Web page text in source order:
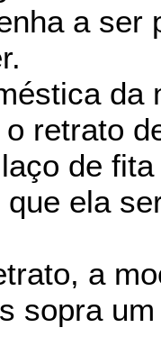
a ser
retrato
de
ela
a
sopra